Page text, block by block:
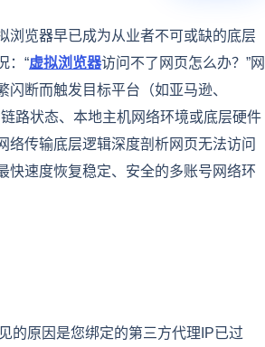
览器早已成为从业者不可或缺的底层
：“虚拟浏览器访问不了网页怎么办？”网
断而触发目标平台（如亚马逊、
路状态、本地主机网络环境或底层硬件
传输底层逻辑深度剖析网页无法访问
快速度恢复稳定、安全的多账号网络环
的原因是您绑定的第三方代理IP已过